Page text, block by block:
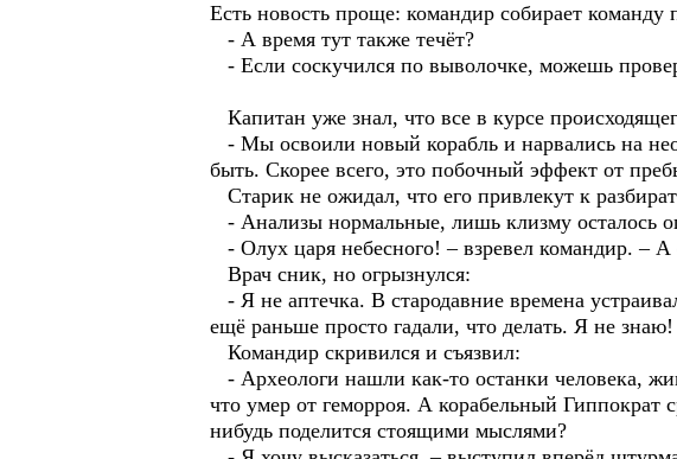
Есть новость проще: командир собирает команду
- А время тут также течёт?
- Если соскучился по выволочке, можешь
Капитан уже знал, что все в курсе
- Мы освоили новый корабль и нарвались на
быть. Скорее всего, это побочный эффект от
Старик не ожидал, что его привлекут к
- Анализы нормальные, лишь клизму осталось
- Олух царя небесного! – взревел командир. –
Врач сник, но огрызнулся:
- Я не аптечка. В стародавние времена
ещё раньше просто гадали, что делать. Я не
Командир скривился и съязвил:
- Археологи нашли как-то останки человека,
что умер от геморроя. А корабельный Гиппократ
нибудь поделится стоящими мыслями?